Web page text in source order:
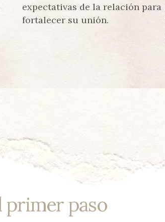
expectativas de la relación para
fortalecer su unión.
primer paso